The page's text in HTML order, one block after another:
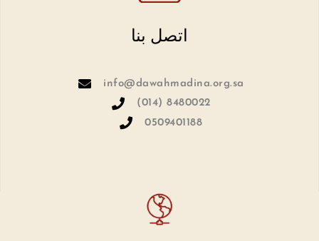
اتصل بنا
info@dawahmadina.org.sa
(014) 8480022
0509401188